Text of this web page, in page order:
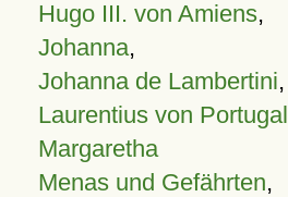
Hugo III. von Amiens,
Johanna,
Johanna de Lambertini,
Laurentius von Portugal
Margaretha
Menas und Gefährten,